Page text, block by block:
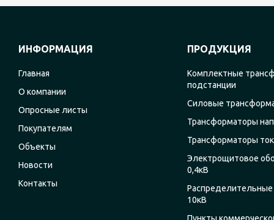
ИНФОРМАЦИЯ
Главная
О компании
Опросные листы
Покупателям
Объекты
Новости
Контакты
ПРОДУКЦИЯ
Комплектные
подстанции
Силовые
Трансформаторы
Трансформаторы
Электрощитовое
0,4кВ
Распределительные
10кВ